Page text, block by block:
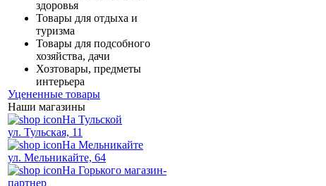
здоровья
Товары для отдыха и
туризма
Товары для подсобного
хозяйства, дачи
Хозтовары, предметы
интерьера
Уцененные товары
Наши магазины
На Тульской
ул. Тульская, 11
На Мельникайте
ул. Мельникайте, 64
На Горького магазин-
партнер